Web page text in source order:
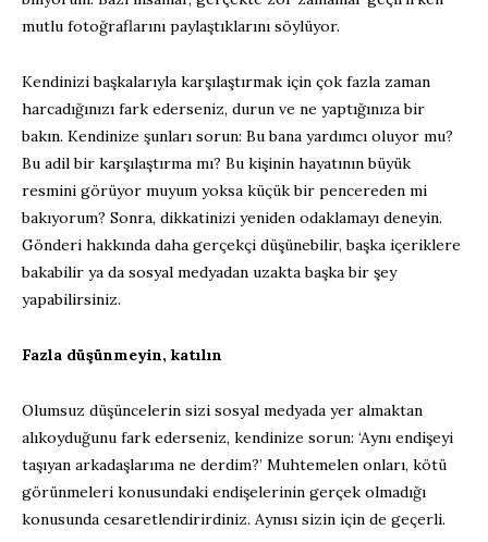
mutlu fotoğraflarını paylaştıklarını söylüyor.
Kendinizi başkalarıyla karşılaştırmak için çok fazla zaman
harcadığınızı fark ederseniz, durun ve ne yaptığınıza bir
bakın. Kendinize şunları sorun: Bu bana yardımcı oluyor mu?
Bu adil bir karşılaştırma mı? Bu kişinin hayatının büyük
resmini görüyor muyum yoksa küçük bir pencereden mi
bakıyorum? Sonra, dikkatinizi yeniden odaklamayı deneyin.
Gönderi hakkında daha gerçekçi düşünebilir, başka içeriklere
bakabilir ya da sosyal medyadan uzakta başka bir şey
yapabilirsiniz.
Fazla düşünmeyin, katılın
Olumsuz düşüncelerin sizi sosyal medyada yer almaktan
alıkoyduğunu fark ederseniz, kendinize sorun: ‘Aynı endişeyi
taşıyan arkadaşlarıma ne derdim?’ Muhtemelen onları, kötü
görünmeleri konusundaki endişelerinin gerçek olmadığı
konusunda cesaretlendirirdiniz. Aynısı sizin için de geçerli.